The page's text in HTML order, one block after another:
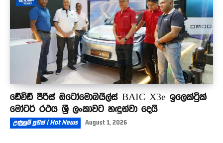
ඩේවිඩ් පීරිස් ඔටෝමොබයිල්ස් BAIC X3e ඉලෙක්ට්‍රික්
මෝටර් රථය ශ්‍රී ලංකාවට හඳුන්වා දෙයි
උණුසුම් පුවත් | Hot News August 1, 2026